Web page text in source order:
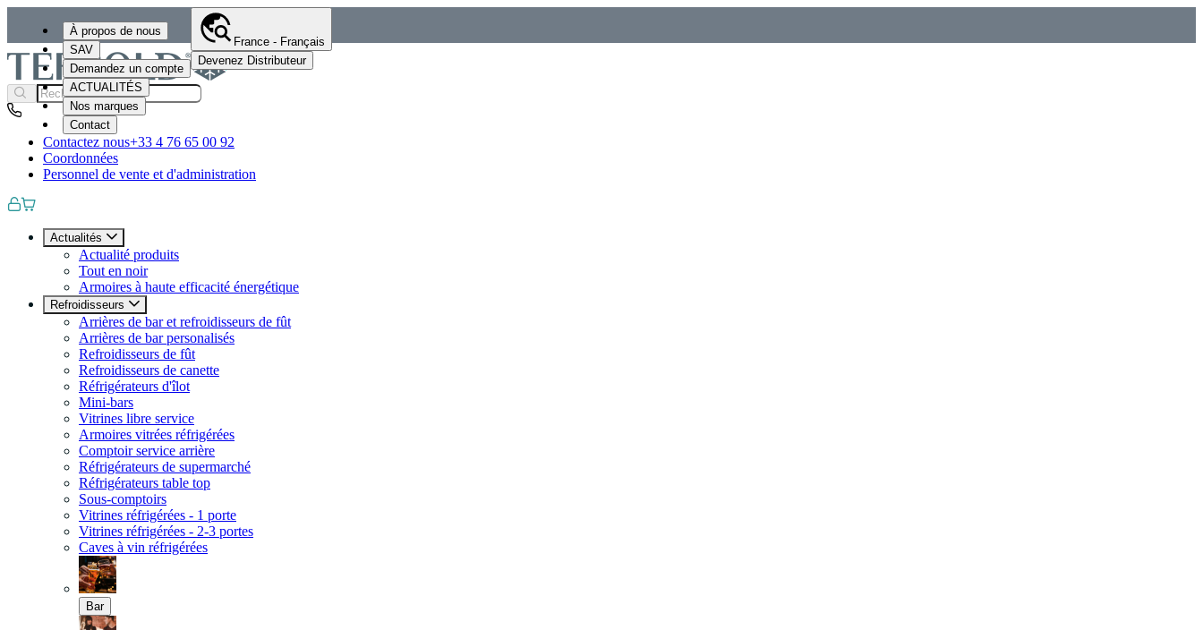
À propos de nous
SAV
Demandez un compte
ACTUALITÉS
Nos marques
Contact
France - Français
Devenez Distributeur
Contactez nous+33 4 76 65 00 92
Coordonnées
Personnel de vente et d'administration
Actualités
Actualité produits
Tout en noir
Armoires à haute efficacité énergétique
Refroidisseurs
Arrières de bar et refroidisseurs de fût
Arrières de bar personalisés
Refroidisseurs de fût
Refroidisseurs de canette
Réfrigérateurs d'îlot
Mini-bars
Vitrines libre service
Armoires vitrées réfrigérées
Comptoir service arrière
Réfrigérateurs de supermarché
Réfrigérateurs table top
Sous-comptoirs
Vitrines réfrigérées - 1 porte
Vitrines réfrigérées - 2-3 portes
Caves à vin réfrigérées
Bar